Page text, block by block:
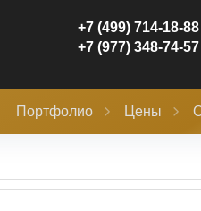
+7 (499) 714-18-88
+7 (977) 348-74-57
Портфолио Цены